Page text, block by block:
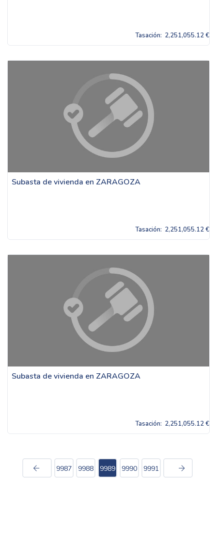
Tasación: 2,251,055.12 €
Subasta de vivienda en ZARAGOZA
Tasación: 2,251,055.12 €
Subasta de vivienda en ZARAGOZA
Tasación: 2,251,055.12 €
9987 9988 9989 9990 9991